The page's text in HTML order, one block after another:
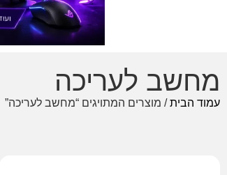
מחשב לעריכה
עמוד הבית/ מוצרים המתויגים “מחשב לעריכה”